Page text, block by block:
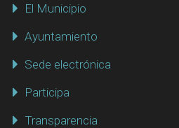
El Municipio
Ayuntamiento
Sede electrónica
Participa
Transparencia